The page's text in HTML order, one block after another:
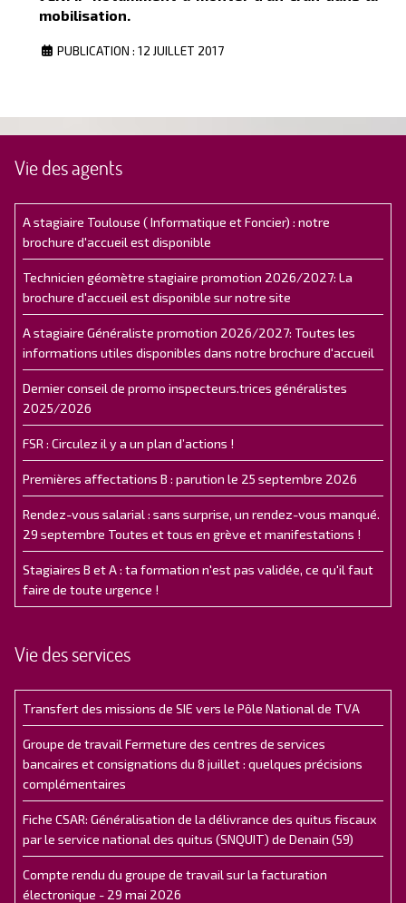
mobilisation.
PUBLICATION : 12 JUILLET 2017
Vie des agents
A stagiaire Toulouse ( Informatique et Foncier) : notre
brochure d'accueil est disponible
Technicien géomètre stagiaire promotion 2026/2027: La
brochure d'accueil est disponible sur notre site
A stagiaire Généraliste promotion 2026/2027: Toutes les
informations utiles disponibles dans notre brochure d'accueil
Dernier conseil de promo inspecteurs.trices généralistes
2025/2026
FSR : Circulez il y a un plan d’actions !
Premières affectations B : parution le 25 septembre 2026
Rendez-vous salarial : sans surprise, un rendez-vous manqué.
29 septembre Toutes et tous en grève et manifestations !
Stagiaires B et A : ta formation n'est pas validée, ce qu'il faut
faire de toute urgence !
Vie des services
Transfert des missions de SIE vers le Pôle National de TVA
Groupe de travail Fermeture des centres de services
bancaires et consignations du 8 juillet : quelques précisions
complémentaires
Fiche CSAR: Généralisation de la délivrance des quitus fiscaux
par le service national des quitus (SNQUIT) de Denain (59)
Compte rendu du groupe de travail sur la facturation
électronique - 29 mai 2026